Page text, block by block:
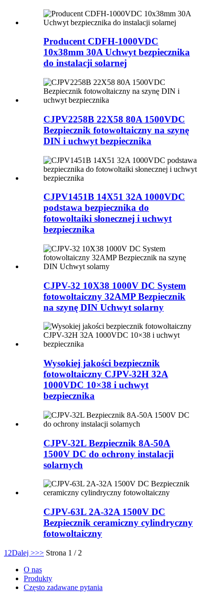
Producent CDFH-1000VDC
10x38mm 30A Uchwyt bezpiecznika
do instalacji solarnej
CJPV2258B 22X58 80A 1500VDC
Bezpiecznik fotowoltaiczny na szynę
DIN i uchwyt bezpiecznika
CJPV1451B 14X51 32A 1000VDC
podstawa bezpiecznika do
fotowoltaiki słonecznej i uchwyt
bezpiecznika
CJPV-32 10X38 1000V DC System
fotowoltaiczny 32AMP Bezpiecznik
na szynę DIN Uchwyt solarny
Wysokiej jakości bezpiecznik
fotowoltaiczny CJPV-32H 32A
1000VDC 10×38 i uchwyt
bezpiecznika
CJPV-32L Bezpiecznik 8A-50A
1500V DC do ochrony instalacji
solarnych
CJPV-63L 2A-32A 1500V DC
Bezpiecznik ceramiczny cylindryczny
fotowoltaiczny
1 2Dalej >>> Strona 1 / 2
O nas
Produkty
Często zadawane pytania